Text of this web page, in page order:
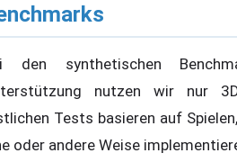
den synthetischen
nutzen wir nur
Tests basieren auf
oder andere Weise